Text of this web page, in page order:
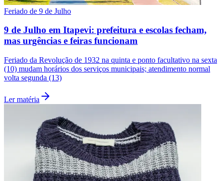
Fluminense
Feriado de 9 de Julho
9 de Julho em Itapevi: prefeitura e escolas fecham,
mas urgências e feiras funcionam
Feriado da Revolução de 1932 na quinta e ponto facultativo na sexta
(10) mudam horários dos serviços municipais; atendimento normal
volta segunda (13)
Ler matéria